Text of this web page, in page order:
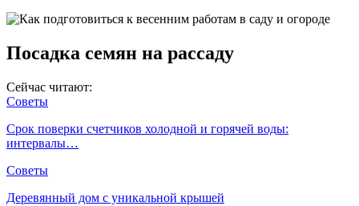
Посадка семян на рассаду
Сейчас читают:
Советы
Срок поверки счетчиков холодной и горячей воды:
интервалы…
Советы
Деревянный дом с уникальной крышей